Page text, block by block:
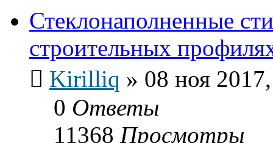
Стеклонаполненные
строительных
Kirilliq » 08 ноя
0 Ответы
11368 Просмотры